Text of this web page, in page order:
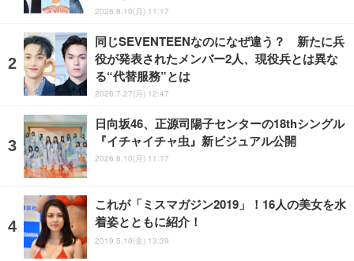
2026.8.10(月) 11:17
同じSEVENTEENなのになぜ違う？ 新たに兵
役が発表されたメンバー2人、現役兵とは異な
る“代替服務”とは
2026.7.27(月) 12:47
日向坂46、正源司陽子センターの18thシングル
『イチャイチャ虫』新ビジュアル公開
2026.8.10(月) 11:17
これが「ミスマガジン2019」！16人の美女を水
着姿とともに紹介！
2019.5.10(金) 13:39